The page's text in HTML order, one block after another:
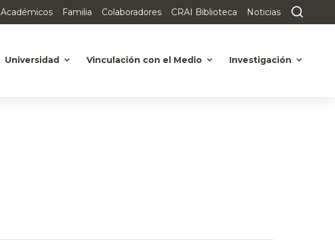
Académicos Familia Colaboradores CRAI Biblioteca Noticias
Universidad Vinculación con el Medio Investigación